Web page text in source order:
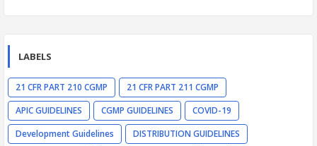
LABELS
21 CFR PART 210 CGMP
21 CFR PART 211 CGMP
APIC GUIDELINES
CGMP GUIDELINES
COVID-19
Development Guidelines
DISTRIBUTION GUIDELINES